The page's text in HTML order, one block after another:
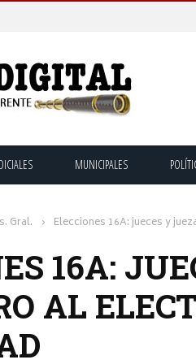
MUNICIPALES
Gral. › Elecciones 16A: jueces y
16A:
AL